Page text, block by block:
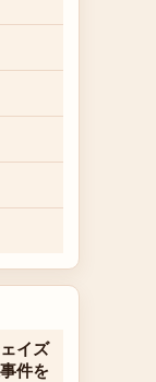
イズ
件を